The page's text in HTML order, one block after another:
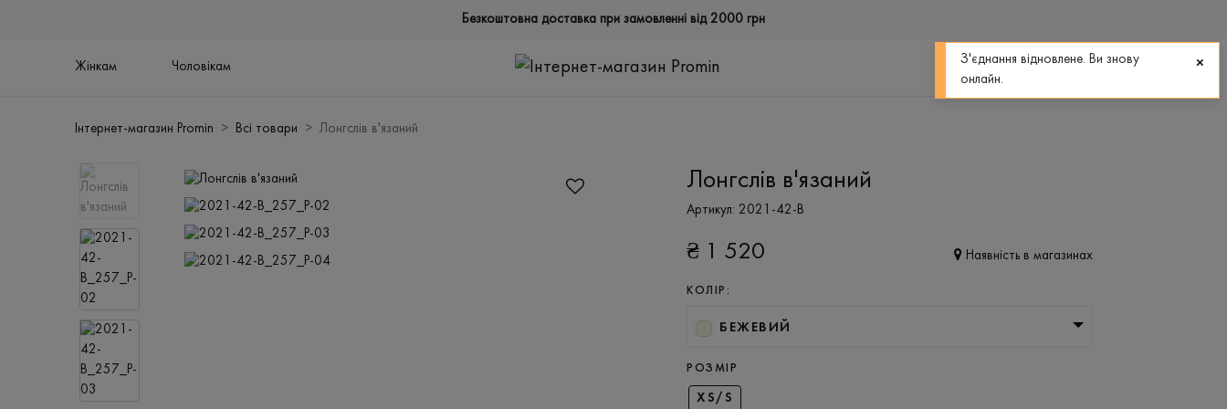
Безкоштовна доставка при замовленні від 2000 грн
Жінкам Чоловікам
0
Інтернет-магазин Promin Всі товари Лонгслів в'язаний
Лонгслів в'язаний
Артикул: 2021-42-B
₴ 1 520 Наявність в магазинах
КОЛІР:
БЕЖЕВИЙ
РОЗМІР
XS/S
З'єднання відновлене. Ви знову
онлайн.